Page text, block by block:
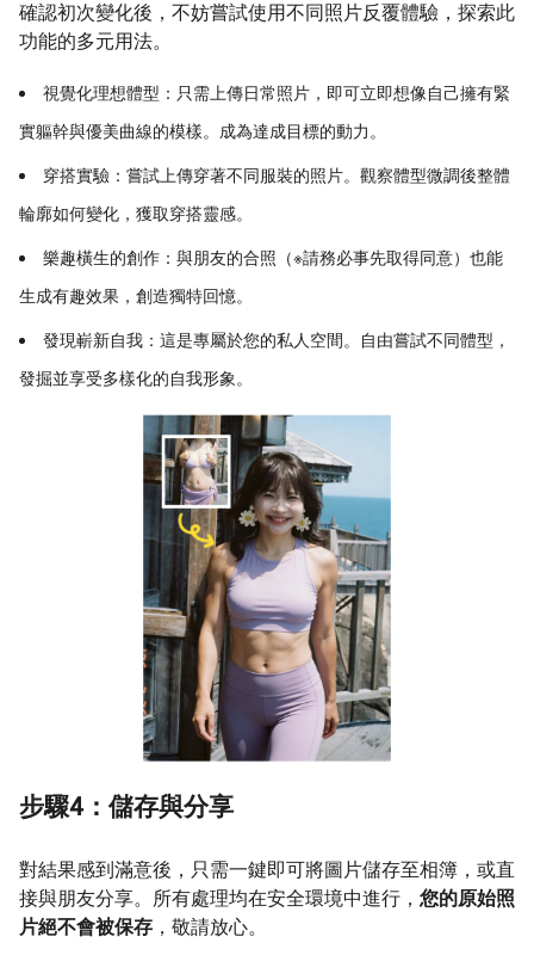
確認初次變化後，不妨嘗試使用不同照片反覆體驗，探索此
功能的多元用法。
視覺化理想體型：只需上傳日常照片，即可立即想像自己擁有緊
實軀幹與優美曲線的模樣。成為達成目標的動力。
穿搭實驗：嘗試上傳穿著不同服裝的照片。觀察體型微調後整體
輪廓如何變化，獲取穿搭靈感。
樂趣橫生的創作：與朋友的合照（※請務必事先取得同意）也能
生成有趣效果，創造獨特回憶。
發現嶄新自我：這是專屬於您的私人空間。自由嘗試不同體型，
發掘並享受多樣化的自我形象。
步驟4：儲存與分享
對結果感到滿意後，只需一鍵即可將圖片儲存至相簿，或直
接與朋友分享。所有處理均在安全環境中進行， 您的原始照
片絕不會被保存 ，敬請放心。